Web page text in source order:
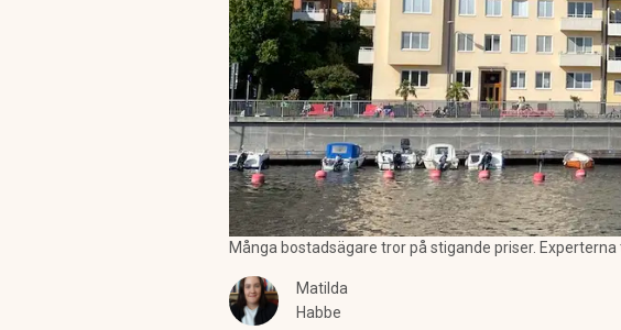
Många bostadsägare tror på stigande priser.
Matilda
Habbe